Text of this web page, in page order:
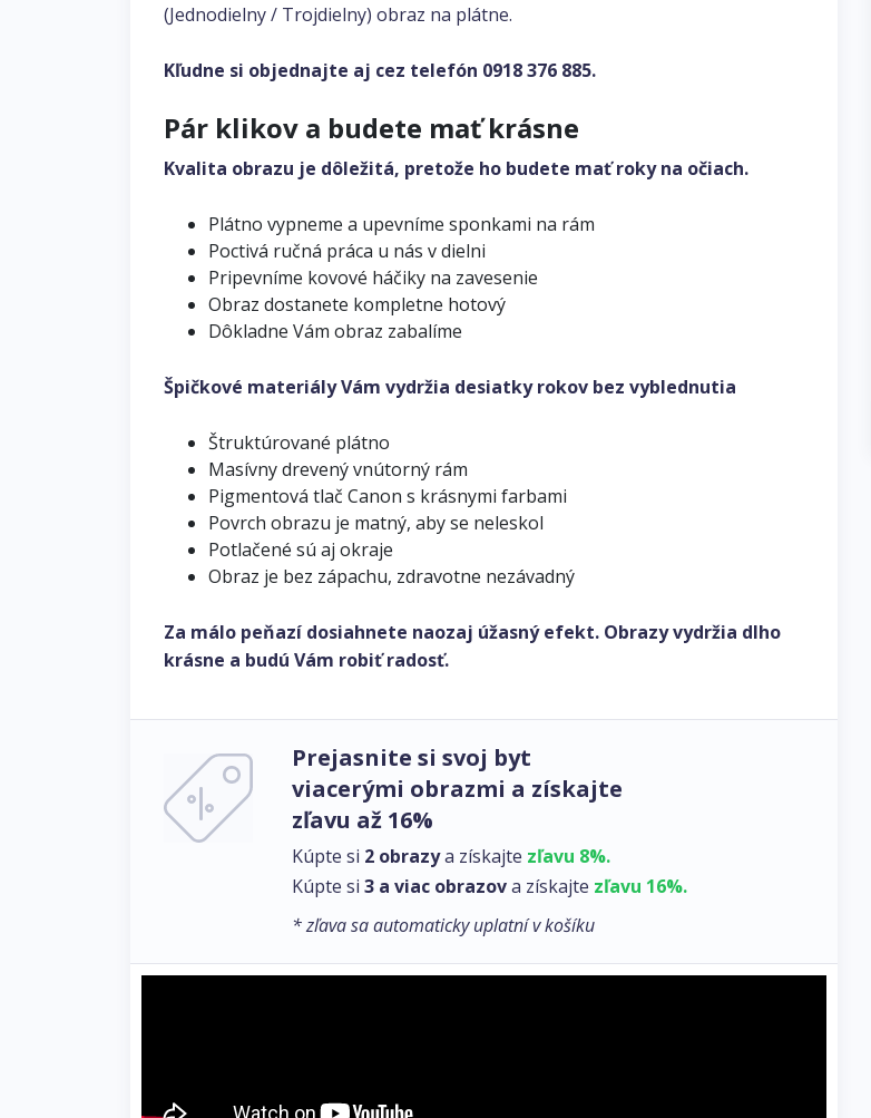
(Jednodielny / Trojdielny) obraz na plátne.
Kľudne si objednajte aj cez telefón 0918 376 885.
Pár klikov a budete mať krásne
Kvalita obrazu je dôležitá, pretože ho budete mať roky na očiach.
Plátno vypneme a upevníme sponkami na rám
Poctivá ručná práca u nás v dielni
Pripevníme kovové háčiky na zavesenie
Obraz dostanete kompletne hotový
Dôkladne Vám obraz zabalíme
Špičkové materiály Vám vydržia desiatky rokov bez vyblednutia
Štruktúrované plátno
Masívny drevený vnútorný rám
Pigmentová tlač Canon s krásnymi farbami
Povrch obrazu je matný, aby se neleskol
Potlačené sú aj okraje
Obraz je bez zápachu, zdravotne nezávadný
Za málo peňazí dosiahnete naozaj úžasný efekt. Obrazy vydržia dlho
krásne a budú Vám robiť radosť.
Prejasnite si svoj byt
viacerými obrazmi a získajte
zľavu až 16%
Kúpte si 2 obrazya získajte zľavu 8%.
Kúpte si 3 a viac obrazova získajte zľavu 16%.
* zľava sa automaticky uplatní v košíku